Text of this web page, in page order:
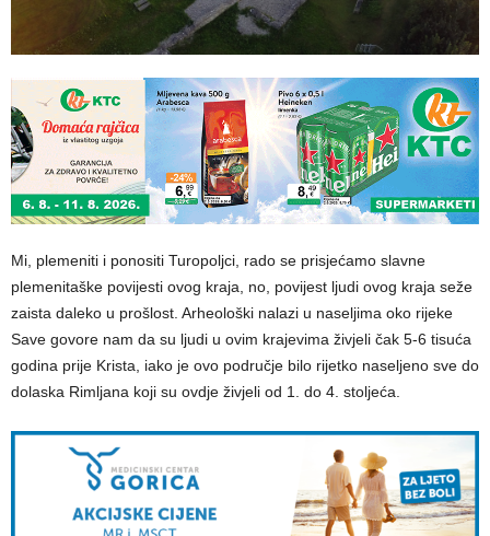
Mi, plemeniti i ponositi Turopoljci, rado se prisjećamo slavne
plemenitaške povijesti ovog kraja, no, povijest ljudi ovog kraja seže
zaista daleko u prošlost. Arheološki nalazi u naseljima oko rijeke
Save govore nam da su ljudi u ovim krajevima živjeli čak 5-6 tisuća
godina prije Krista, iako je ovo područje bilo rijetko naseljeno sve do
dolaska Rimljana koji su ovdje živjeli od 1. do 4. stoljeća.